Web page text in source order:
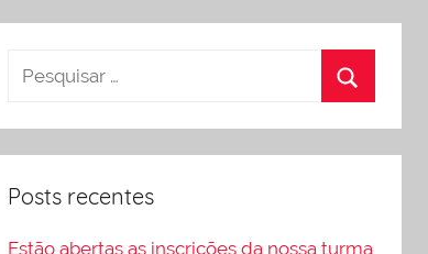
Posts recentes
Estão abertas as inscrições da nossa turma